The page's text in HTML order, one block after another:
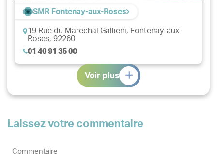
SMR Fontenay-aux-Roses
19 Rue du Maréchal Gallieni, Fontenay-aux-
Roses, 92260
01 40 91 35 00
Voir plus
Laissez votre commentaire